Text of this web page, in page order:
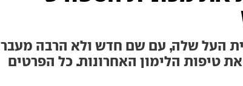
העל שלה, עם שם חדש ולא הרבה מעבר
טיפות הלימון האחרונות. כל הפרטים